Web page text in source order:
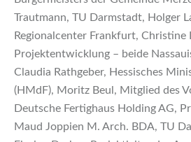
Trautmann, TU Darmstadt, Holger
Regionalcenter Frankfurt, Christine
Projektentwicklung – beide
Claudia Rathgeber, Hessisches
(HMdF), Moritz Beul, Mitglied des
Deutsche Fertighaus Holding AG,
Maud Joppien M. Arch. BDA, TU